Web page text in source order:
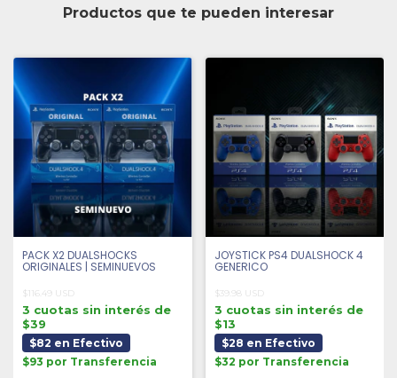
Productos que te pueden interesar
PACK X2 DUALSHOCKS
ORIGINALES | SEMINUEVOS
$116.49 USD
3 cuotas sin interés de
$39
$82 en Efectivo
$93 por Transferencia
JOYSTICK PS4 DUALSHOCK 4
GENERICO
$39.98 USD
3 cuotas sin interés de
$13
$28 en Efectivo
$32 por Transferencia